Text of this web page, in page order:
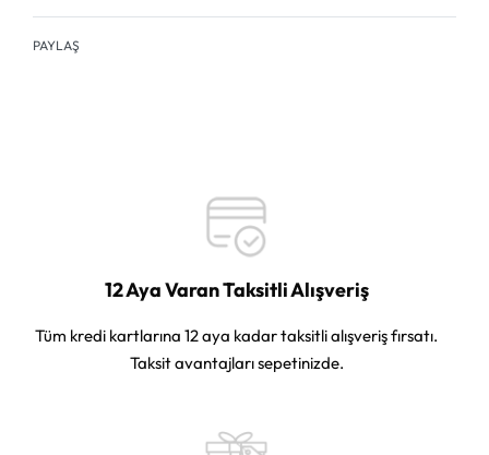
PAYLAŞ
12 Aya Varan Taksitli Alışveriş
Tüm kredi kartlarına 12 aya kadar taksitli alışveriş fırsatı.
Taksit avantajları sepetinizde.